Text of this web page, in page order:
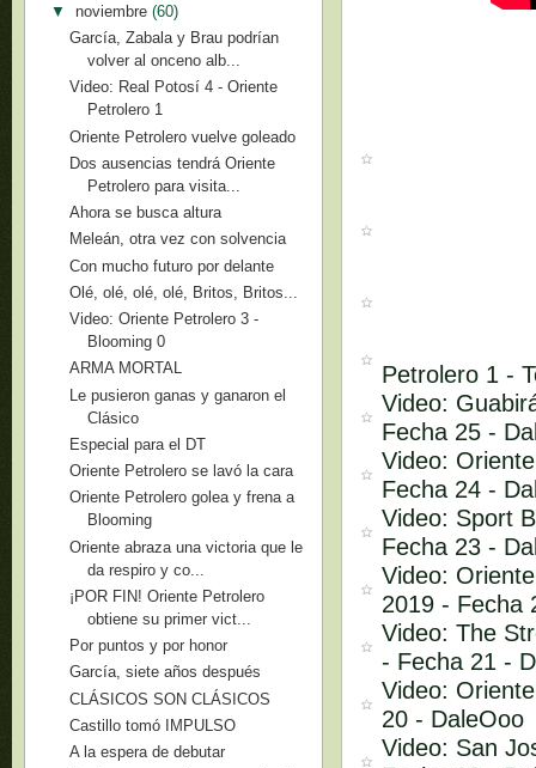
Petrolero 1 -
Video:
Fecha 25 -
Video:
Fecha 24 -
Video: Sport
Fecha 23 -
Video:
2019 - Fecha
Video: The
- Fecha 21 -
Video:
20 - DaleOoo
Video: San
▼ noviembre (60)
García, Zabala y Brau podrían
volver al onceno alb...
Video: Real Potosí 4 - Oriente
Petrolero 1
Oriente Petrolero vuelve goleado
Dos ausencias tendrá Oriente
Petrolero para visita...
Ahora se busca altura
Meleán, otra vez con solvencia
Con mucho futuro por delante
Olé, olé, olé, olé, Britos, Britos...
Video: Oriente Petrolero 3 -
Blooming 0
ARMA MORTAL
Le pusieron ganas y ganaron el
Clásico
Especial para el DT
Oriente Petrolero se lavó la cara
Oriente Petrolero golea y frena a
Blooming
Oriente abraza una victoria que le
da respiro y co...
¡POR FIN! Oriente Petrolero
obtiene su primer vict...
Por puntos y por honor
García, siete años después
CLÁSICOS SON CLÁSICOS
Castillo tomó IMPULSO
A la espera de debutar